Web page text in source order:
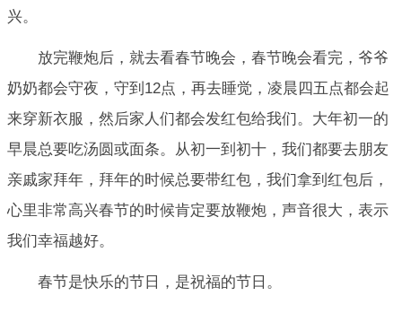
兴。
放完鞭炮后，就去看春节晚会，春节晚会看完，爷爷
奶奶都会守夜，守到12点，再去睡觉，凌晨四五点都会起
来穿新衣服，然后家人们都会发红包给我们。大年初一的
早晨总要吃汤圆或面条。从初一到初十，我们都要去朋友
亲戚家拜年，拜年的时候总要带红包，我们拿到红包后，
心里非常高兴春节的时候肯定要放鞭炮，声音很大，表示
我们幸福越好。
春节是快乐的节日，是祝福的节日。